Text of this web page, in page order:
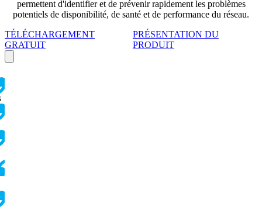
permettent d'identifier et de prévenir rapidement les problèmes
potentiels de disponibilité, de santé et de performance du réseau.
TÉLÉCHARGEMENT
GRATUIT
PRÉSENTATION DU
PRODUIT